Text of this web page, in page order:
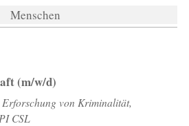
Menschen
(m/w/d)
von Kriminalität,
CSL